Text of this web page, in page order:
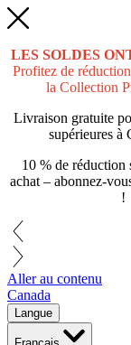
LES SOLDES
Profitez de
la Collection
Livraison gratuite
supérieures à
10 % de réduction
achat – abonnez-
!
Aller au contenu
Canada
Langue